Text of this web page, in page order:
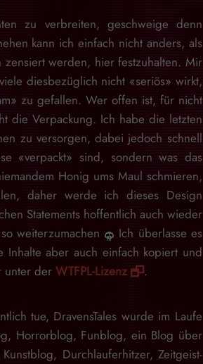
zu verbreiten, geschweige denn
kann ich einfach nicht anders, als
zensiert werden, hier festzuhalten. Mir
diesbezüglich nicht «seriös» wirkt,
zu gefallen. Wer offen ist, für nicht
die Verpackung. Ich habe die letzten
zu versorgen, dabei jedoch schnell
«verpackt» sind, sondern was das
Honig ums Maul schmieren,
daher werde ich dieses Design
Statements hoffentlich auch wieder
weiterzumachen
Ich überlasse es
aber auch einfach kopiert und
unter der WTFPL-Lizenz .
tue, DravensTales wurde im Laufe
Horrorblog, Funblog, ein Blog über
Durchlauferhitzer, Zeitgeist-